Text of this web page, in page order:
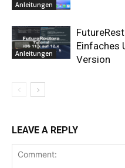
Anleitungen
Anleitungen
Einfaches
Version
LEAVE A REPLY